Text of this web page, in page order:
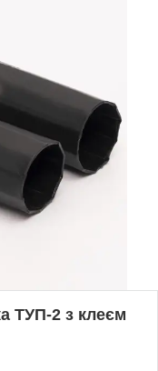
ТУП-2 з клеєм